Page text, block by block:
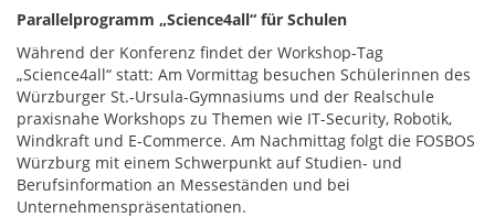
Parallelprogramm „Science4all“ für Schulen
Während der Konferenz findet der Workshop-Tag
„Science4all“ statt: Am Vormittag besuchen Schülerinnen des
Würzburger St.-Ursula-Gymnasiums und der Realschule
praxisnahe Workshops zu Themen wie IT-Security, Robotik,
Windkraft und E-Commerce. Am Nachmittag folgt die FOSBOS
Würzburg mit einem Schwerpunkt auf Studien- und
Berufsinformation an Messeständen und bei
Unternehmenspräsentationen.